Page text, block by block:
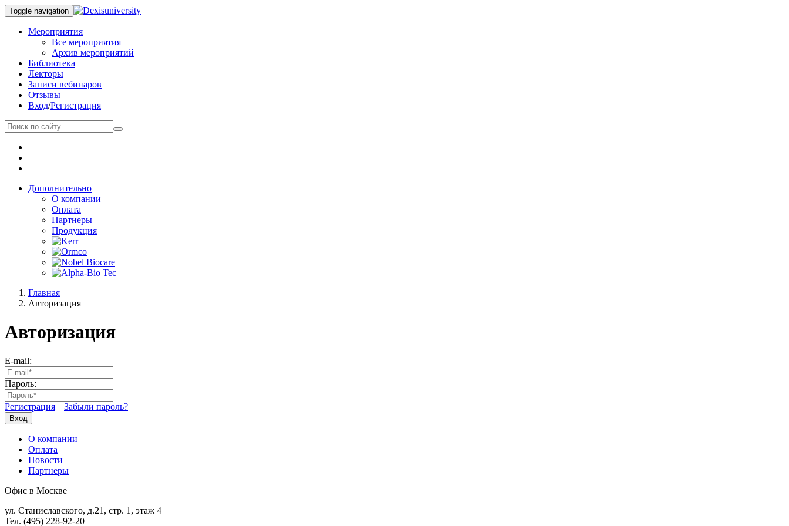
Toggle navigation
Мероприятия
Все мероприятия
Архив мероприятий
Библиотека
Лекторы
Записи вебинаров
Отзывы
Вход/Регистрация
Дополнительно
О компании
Оплата
Партнеры
Продукция
Главная
Авторизация
Авторизация
E-mail:
Пароль:
Регистрация Забыли пароль?
Вход
О компании
Оплата
Новости
Партнеры
Офис в Москве
ул. Станиславского, д.21, стр. 1, этаж 4
Тел. (495) 228-92-20